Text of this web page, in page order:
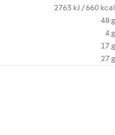
2763 kJ / 660 kcal
48 g
4 g
17 g
27 g